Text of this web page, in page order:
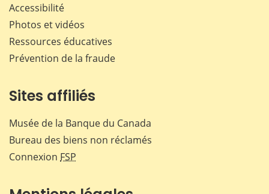
Accessibilité
Photos et vidéos
Ressources éducatives
Prévention de la fraude
Sites affiliés
Musée de la Banque du Canada
Bureau des biens non réclamés
Connexion FSP